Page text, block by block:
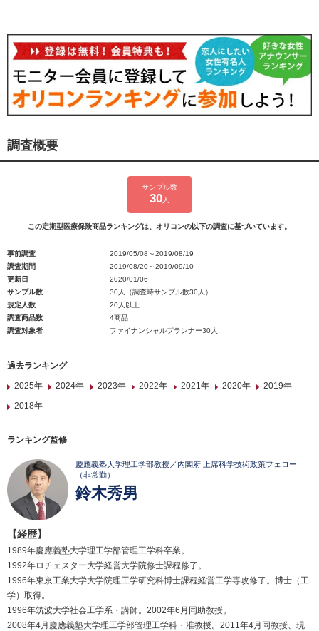
調査概要
サンプル数
30 人
この定期型医療保険商品ランキングは、オリコンの以下の調査に基づいています。
事前調査
2019/05/08～2019/08/19
調査期間
2019/08/20～2019/09/10
更新日
2020/01/06
サンプル数
30人（調査時サンプル数30人）
規定人数
20人以上
調査商品数
4商品
調査対象者
ファイナンシャルプランナー30人
過去ランキング
2025年
2024年 2023年 2022年 2021年 2020年
2019年
2018年
ランキング監修
慶應義塾大学理工学部教授／内閣府 上席科学技術政策フェロー
（非常勤）
鈴木秀男
【経歴】
1989年慶應義塾大学理工学部管理工学科卒業。
1992年ロチェスター大学経営大学院修士課程修了。
1996年東京工業大学大学院理工学研究科博士課程経営工学専攻修了。博士（工
学）取得。
1996年筑波大学社会工学系・講師。2002年6月同助教授。
2008年4月慶應義塾大学理工学部管理工学科・准教授。2011年4月同教授、現